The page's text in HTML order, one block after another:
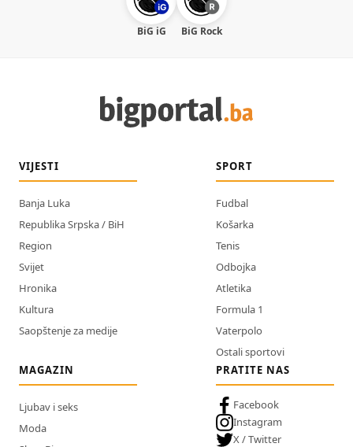
BiG iG BiG Rock
VIJESTI
Banja Luka
Republika Srpska / BiH
Region
Svijet
Hronika
Kultura
Saopštenje za medije
SPORT
Fudbal
Košarka
Tenis
Odbojka
Atletika
Formula 1
Vaterpolo
Ostali sportovi
MAGAZIN
Ljubav i seks
Moda
PRATITE NAS
Facebook
Instagram
X / Twitter